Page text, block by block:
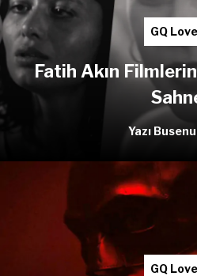
GQ
Fatih Akın
Yazı
GQ